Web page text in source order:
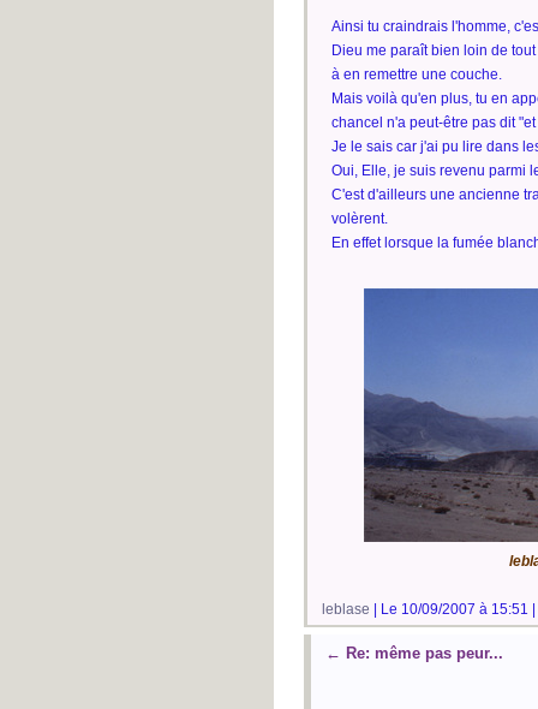
Ainsi tu craindrais l'homme,
Dieu me paraît bien loin de
à en remettre une couche.
Mais voilà qu'en plus, tu en
chancel n'a peut-être pas dit
Je le sais car j'ai pu lire dans
Oui, Elle, je suis revenu parmi
C'est d'ailleurs une ancienne
volèrent.
En effet lorsque la fumée
leblase | Le 10/09/2007 à 15:51 |
← Re: même pas peur...